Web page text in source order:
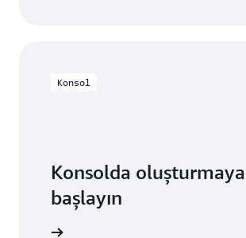
Konsol
Konsolda oluşturmaya
başlayın